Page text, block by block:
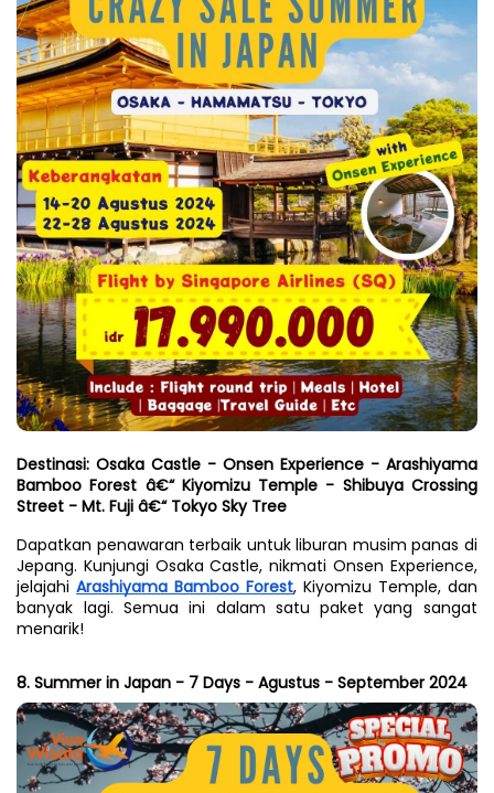
Destinasi: Osaka Castle - Onsen Experience - Arashiyama
Bamboo Forest â€“ Kiyomizu Temple - Shibuya Crossing
Street - Mt. Fuji â€“ Tokyo Sky Tree
Dapatkan penawaran terbaik untuk liburan musim panas di
Jepang. Kunjungi Osaka Castle, nikmati Onsen Experience,
jelajahi Arashiyama Bamboo Forest, Kiyomizu Temple, dan
banyak lagi. Semua ini dalam satu paket yang sangat
menarik!
8. Summer in Japan - 7 Days - Agustus - September 2024